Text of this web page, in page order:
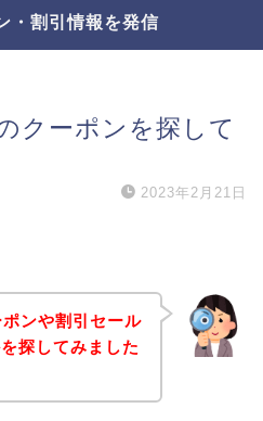
・割引情報を発信
クーポンを探して
2023年2月21日
ンや割引セール
探してみました